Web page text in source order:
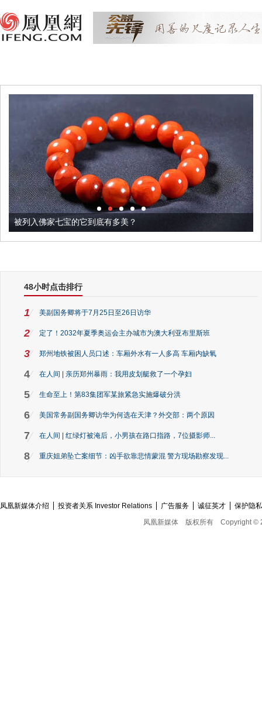
被列入佛家七宝的它到底有多美？
48小时点击排行
1 美副国务卿将于7月25日至26日访华
2 定了！2032年夏季奥运会主办城市为澳大利亚布里斯班
3 郑州地铁被困人员口述：车厢外水有一人多高 车厢内缺氧
4 在人间 | 亲历郑州暴雨：我用皮划艇救了一个孕妇
5 生命至上！第83集团军某旅紧急实施爆破分洪
6 美国常务副国务卿访华为何选在天津？外交部：两个原因
7 在人间 | 红绿灯被淹后，小男孩在路口指路，7位摄影师...
8 重庆姐弟坠亡案细节：凶手欲靠悲情蒙混 警方现场勘察发现...
凤凰新媒体介绍 投资者关系 Investor Relations 广告服务 诚征英才
保护隐
凤凰新媒体
版权所有 Copyright ©